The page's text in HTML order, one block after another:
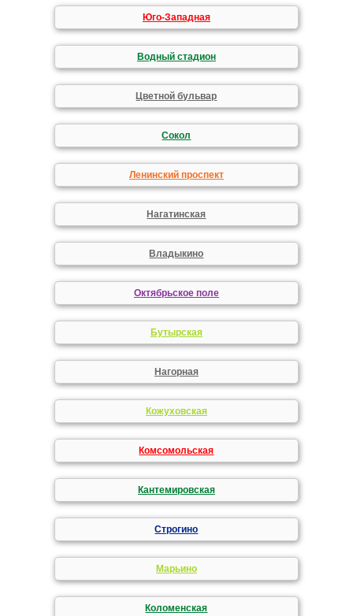
Юго-Западная
Водный стадион
Цветной бульвар
Сокол
Ленинский проспект
Нагатинская
Владыкино
Октябрьское поле
Бутырская
Нагорная
Кожуховская
Комсомольская
Кантемировская
Строгино
Марьино
Коломенская